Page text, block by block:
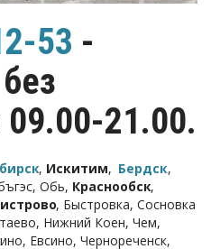
53 -
21.00.
, Искитим, Бердск,
Обь, Краснообск,
, Быстровка, Сосновка
Нижний Коен, Чем,
Евсино, Чернореченск,